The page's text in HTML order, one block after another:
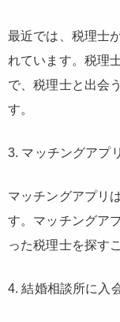
最近では、税理士
れています。税理
で、税理士と出会
す。
3. マッチングアプ
マッチングアプリ
す。マッチングア
った税理士を探す
4. 結婚相談所に入